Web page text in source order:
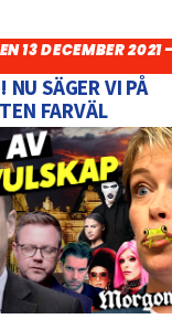
13 DECEMBER 2021
NU SÄGER VI PÅ
FARVÄL